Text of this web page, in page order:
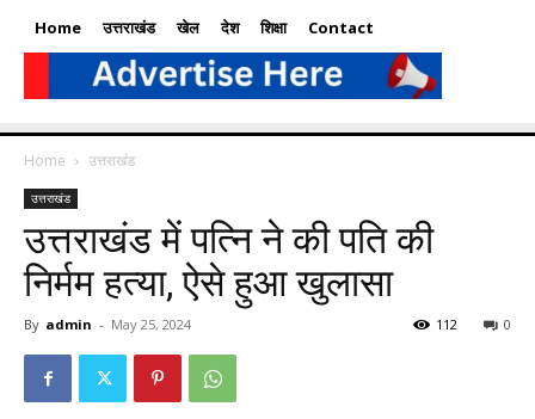
Home उत्तराखंड खेल देश शिक्षा Contact
Home उत्तराखंड
उत्तराखंड
उत्तराखंड में पत्नि ने की पति की
निर्मम हत्या, ऐसे हुआ खुलासा
By admin - May 25, 2024 0
112